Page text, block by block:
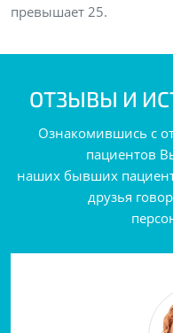
превышает 25.
ОТЗЫВЫ И
Ознакомившись с
пациентов
наших бывших
друзья